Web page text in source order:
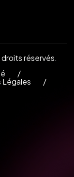
réservés.
Légales